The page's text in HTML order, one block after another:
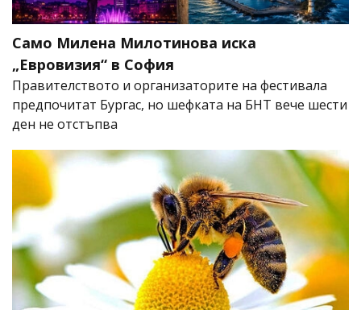
Само Милена Милотинова иска
„Евровизия“ в София
Правителството и организаторите на фестивала
предпочитат Бургас, но шефката на БНТ вече шести
ден не отстъпва